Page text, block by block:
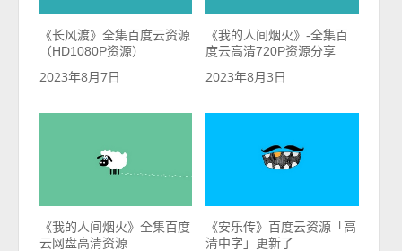
《长风渡》全集百度云资源
（HD1080P资源）
2023年8月7日
《我的人间烟火》-全集百
度云高清720P资源分享
2023年8月3日
《我的人间烟火》全集百度
云网盘高清资源
《安乐传》百度云资源「高
清中字」更新了